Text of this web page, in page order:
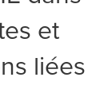
et
liées